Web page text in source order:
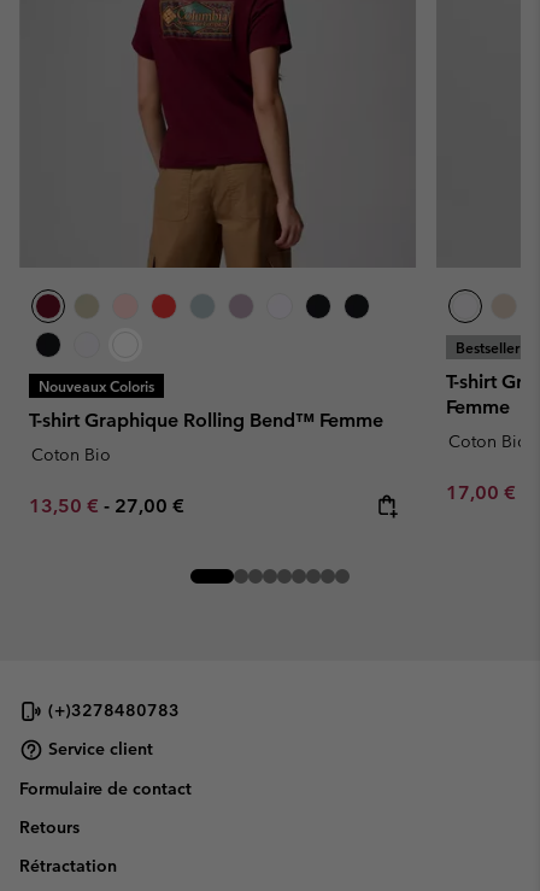
Nouveaux Coloris
T-shirt Graphique Rolling Bend™ Femme
Coton Bio
Minimum sale price:
13,50 € - Maximum price:
27,00 €
Bestseller
T-shirt
Femme
Coton Bio
Minimum
17,00 €
(+)3278480783
Service client
Formulaire de contact
Retours
Rétractation